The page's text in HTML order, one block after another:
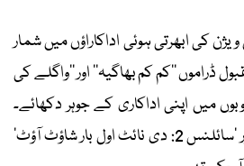
کی ابھرتی ہوئی اداکاراؤں میں شمار
ڈراموں ’’کم کم بھاگیہ‘‘ اور ’’واگلے کی
میں اپنی اداکاری کے جوہر دکھائے۔
اس کے علاوہ وہ ’چھاوا‘ اور ’سائلنس 2: دی نائٹ اول بار شاؤٹ آؤٹ‘